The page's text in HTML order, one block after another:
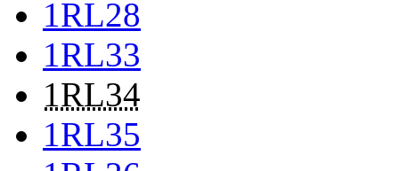
1RL28
1RL33
1RL34
1RL35